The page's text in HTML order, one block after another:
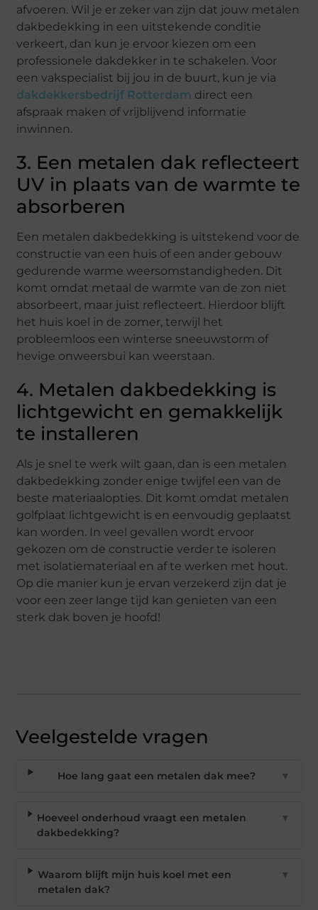
afvoeren. Wil je er zeker van zijn dat jouw metalen
dakbedekking in een uitstekende conditie
verkeert, dan kun je ervoor kiezen om een
professionele dakdekker in te schakelen. Voor
een vakspecialist bij jou in de buurt, kun je via
dakdekkersbedrijf Rotterdam direct een
afspraak maken of vrijblijvend informatie
inwinnen.
3. Een metalen dak reflecteert
UV in plaats van de warmte te
absorberen
Een metalen dakbedekking is uitstekend voor de
constructie van een huis of een ander gebouw
gedurende warme weersomstandigheden. Dit
komt omdat metaal de warmte van de zon niet
absorbeert, maar juist reflecteert. Hierdoor blijft
het huis koel in de zomer, terwijl het
probleemloos een winterse sneeuwstorm of
hevige onweersbui kan weerstaan.
4. Metalen dakbedekking is
lichtgewicht en gemakkelijk
te installeren
Als je snel te werk wilt gaan, dan is een metalen
dakbedekking zonder enige twijfel een van de
beste materiaalopties. Dit komt omdat metalen
golfplaat lichtgewicht is en eenvoudig geplaatst
kan worden. In veel gevallen wordt ervoor
gekozen om de constructie verder te isoleren
met isolatiemateriaal en af te werken met hout.
Op die manier kun je ervan verzekerd zijn dat je
voor een zeer lange tijd kan genieten van een
sterk dak boven je hoofd!
Veelgestelde vragen
Hoe lang gaat een metalen dak mee? ▼
Hoeveel onderhoud vraagt een metalen
dakbedekking?
▼
Waarom blijft mijn huis koel met een
metalen dak?
▼